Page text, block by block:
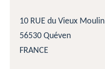
10 RUE du Vieux Moulin
56530 Quéven
FRANCE